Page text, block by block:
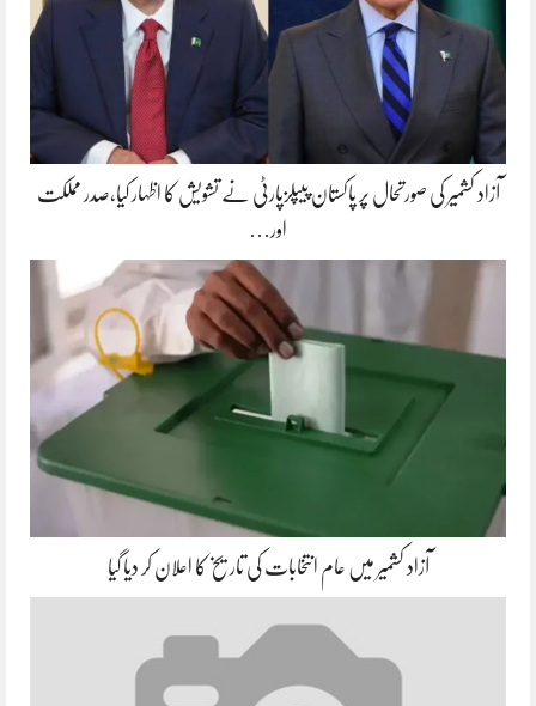
آزاد کشمیر کی صورتحال پر پاکستان پیپلزپارٹی نے تشویش کا اظہار کیا،صدر مملکت
اور…
آزاد کشمیر میں عام انتخابات کی تاریخ کا اعلان کر دیا گیا